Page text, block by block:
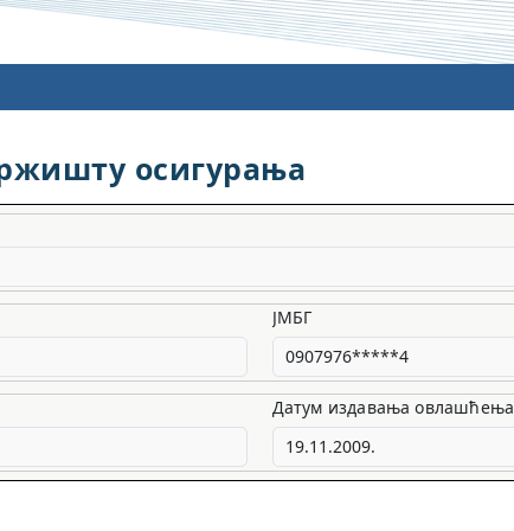
осигурања
ЈМБГ
Датум издавања овлашћења